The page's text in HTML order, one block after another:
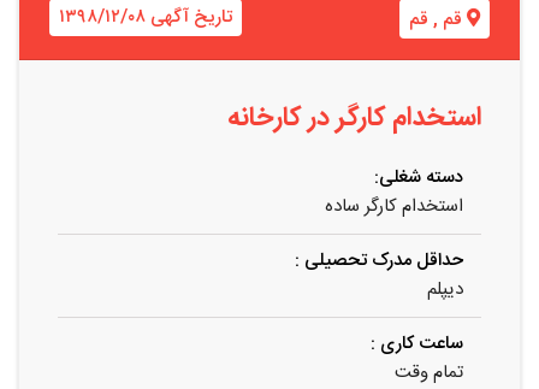
قم , قم تاریخ آگهی ۱۳۹۸/۱۲/۰۸
استخدام کارگر در کارخانه
دسته شغلی:
استخدام کارگر ساده
حداقل مدرک تحصیلی :
دیپلم
ساعت کاری :
تمام وقت